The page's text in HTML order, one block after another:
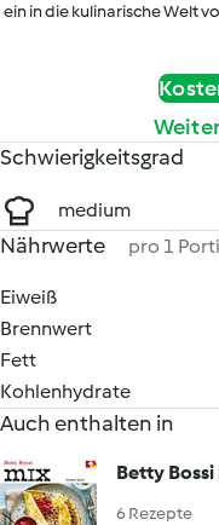
ein in die kulinarische Welt
Schwierigkeitsgrad
medium
Nährwerte pro 1
Eiweiß
Brennwert
Fett
Kohlenhydrate
Auch enthalten in
Betty
6 Rezepte